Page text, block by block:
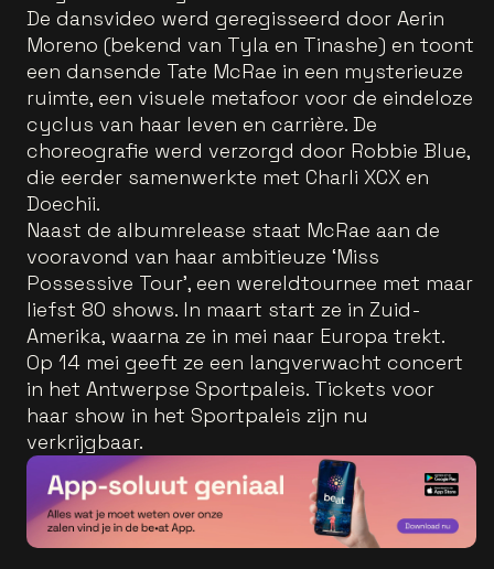
De dansvideo werd geregisseerd door Aerin
Moreno (bekend van Tyla en Tinashe) en toont
een dansende Tate McRae in een mysterieuze
ruimte, een visuele metafoor voor de eindeloze
cyclus van haar leven en carrière. De
choreografie werd verzorgd door Robbie Blue,
die eerder samenwerkte met Charli XCX en
Doechii.
Naast de albumrelease staat McRae aan de
vooravond van haar ambitieuze ‘Miss
Possessive Tour’, een wereldtournee met maar
liefst 80 shows. In maart start ze in Zuid-
Amerika, waarna ze in mei naar Europa trekt.
Op 14 mei geeft ze een langverwacht concert
in het Antwerpse Sportpaleis. Tickets voor
haar show in het Sportpaleis zijn nu
verkrijgbaar.